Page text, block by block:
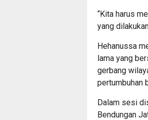
“Kita harus
yang
Hehanussa
lama yang
gerbang
pertumbuhan
Dalam sesi
Bendungan